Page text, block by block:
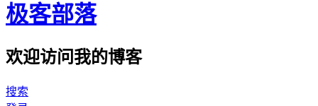
极客部落
欢迎访问我的博客
搜索